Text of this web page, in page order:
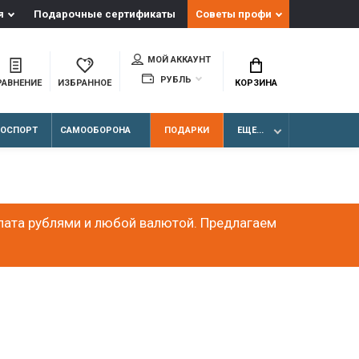
Подарочные сертификаты Советы профи
ИЗБРАННОЕ
МОЙ АККАУНТ
РУБЛЬ
КОРЗИНА
САМООБОРОНА ПОДАРКИ ЕЩЕ...
рублями и любой валютой. Предлагаем